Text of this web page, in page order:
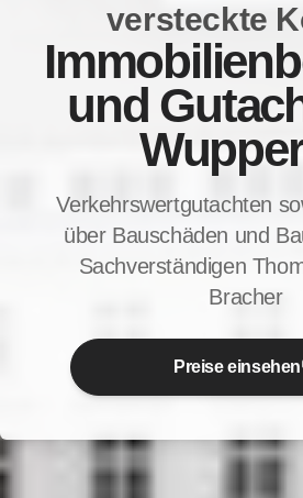
versteckte
und
Verkehrswertgutachten
über Bauschäden und
Sachverständigen
Bracher
Preise einsehen